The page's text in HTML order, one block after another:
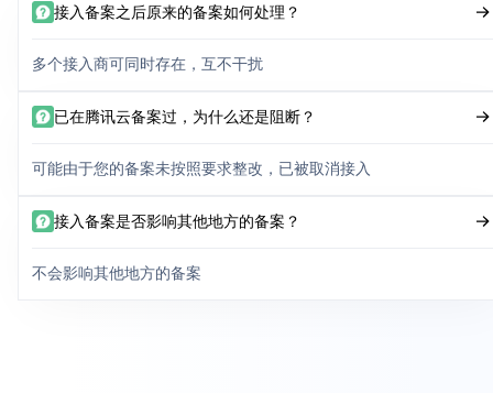
接入备案之后原来的备案如何处理？
多个接入商可同时存在，互不干扰
已在腾讯云备案过，为什么还是阻断？
可能由于您的备案未按照要求整改，已被取消接入
接入备案是否影响其他地方的备案？
不会影响其他地方的备案